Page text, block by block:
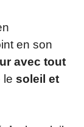
en son
avec tout
le soleil et